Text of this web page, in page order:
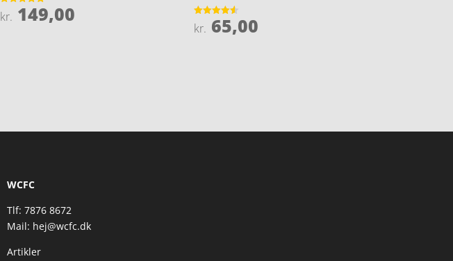
Vurderet
5
kr. 149,00
Vurderet
4.5
kr. 65,00
WCFC
Tlf: 7876 8672
Mail: hej@wcfc.dk
Artikler